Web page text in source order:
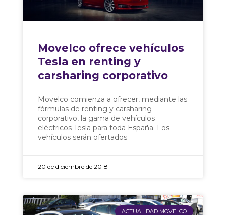
Movelco ofrece vehículos
Tesla en renting y
carsharing corporativo
Movelco comienza a ofrecer, mediante las
fórmulas de renting y carsharing
corporativo, la gama de vehículos
eléctricos Tesla para toda España. Los
vehículos serán ofertados
20 de diciembre de 2018
ACTUALIDAD MOVELCO